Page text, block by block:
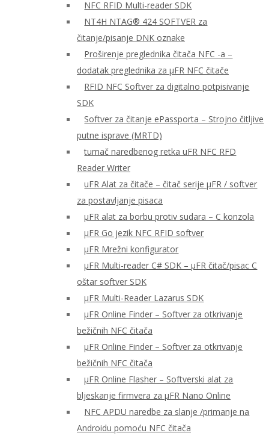
NFC RFID Multi-reader SDK
NT4H NTAG® 424 SOFTVER za
čitanje/pisanje DNK oznake
Proširenje preglednika čitača NFC -a –
dodatak preglednika za μFR NFC čitače
RFID NFC Softver za digitalno potpisivanje
SDK
Softver za čitanje ePassporta – Strojno čitljive
putne isprave (MRTD)
tumač naredbenog retka uFR NFC RFD
Reader Writer
uFR Alat za čitače – čitač serije μFR / softver
za postavljanje pisaca
μFR alat za borbu protiv sudara – C konzola
μFR Go jezik NFC RFID softver
μFR Mrežni konfigurator
μFR Multi-reader C# SDK – μFR čitač/pisac C
oštar softver SDK
μFR Multi-Reader Lazarus SDK
μFR Online Finder – Softver za otkrivanje
bežičnih NFC čitača
μFR Online Finder – Softver za otkrivanje
bežičnih NFC čitača
μFR Online Flasher – Softverski alat za
bljeskanje firmvera za μFR Nano Online
NFC APDU naredbe za slanje /primanje na
Androidu pomoću NFC čitača